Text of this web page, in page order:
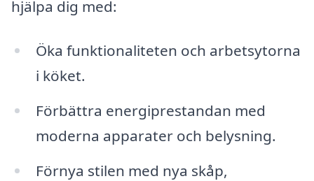
hjälpa dig med:
Öka funktionaliteten och arbetsytorna
i köket.
Förbättra energiprestandan med
moderna apparater och belysning.
Förnya stilen med nya skåp,